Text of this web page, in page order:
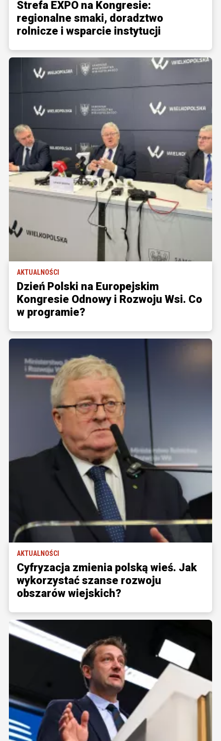
Strefa EXPO na Kongresie:
regionalne smaki, doradztwo
rolnicze i wsparcie instytucji
AKTUALNOŚCI
Dzień Polski na Europejskim
Kongresie Odnowy i Rozwoju Wsi. Co
w programie?
AKTUALNOŚCI
Cyfryzacja zmienia polską wieś. Jak
wykorzystać szanse rozwoju
obszarów wiejskich?